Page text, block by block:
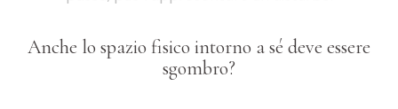
Anche lo spazio fisico intorno a sé deve essere
sgombro?